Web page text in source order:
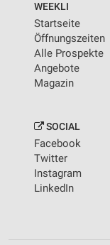
WEEKLI
Startseite
Öffnungszeiten
Alle Prospekte
Angebote
Magazin
SOCIAL
Facebook
Twitter
Instagram
LinkedIn